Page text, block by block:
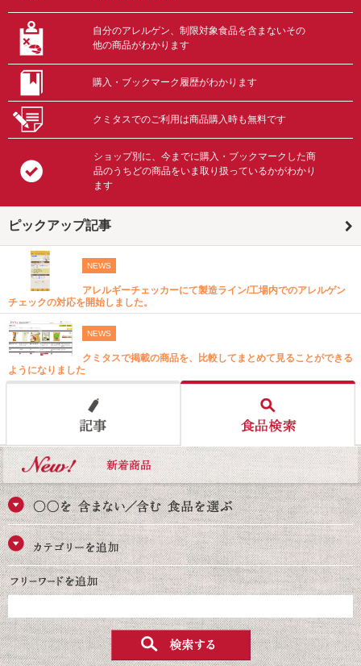
自分のアレルゲン、制限対象食品を含まないその
他の商品がわかります
購入・ブックマーク履歴がわかります
クミタスでのご利用は商品購入時も無料です
ショップ別に、今までに購入・ブックマークした商
品のうちどの商品をいま取り扱っているかがわかり
ます
ピックアップ記事
NEWS
アレルギーチェッカーにて製造ライン/工場内でのアレルゲン
チェックの対応を開始しました。
NEWS
クミタスで掲載の商品を、比較してまとめて見ることができる
ようになりました